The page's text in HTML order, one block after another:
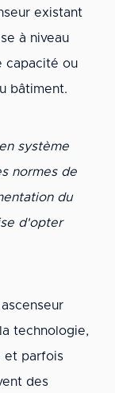
existant
à niveau
capacité ou
bâtiment.
système
normes de
du
d'opter
technologie,
et parfois
des